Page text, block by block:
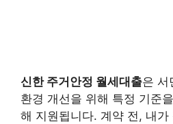
신한 주거안정 월세대출은 서
환경 개선을 위해 특정 기준
해 지원됩니다. 계약 전, 내